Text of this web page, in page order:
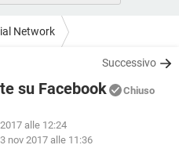
ANDROID
WHATSAPP
WHATSAPP
GAMING
WINDOWS 10
GAMING
Network
Successivo
su Facebook Chiuso
alle 12:24
nov 2017 alle 11:36